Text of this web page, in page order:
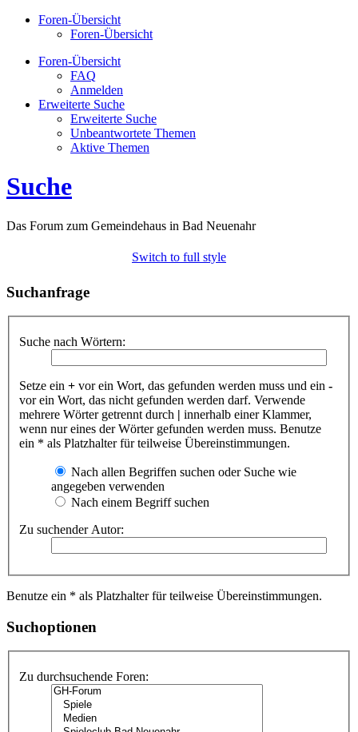
Foren-Übersicht
Foren-Übersicht
Foren-Übersicht
FAQ
Anmelden
Erweiterte Suche
Erweiterte Suche
Unbeantwortete Themen
Aktive Themen
Suche
Das Forum zum Gemeindehaus in Bad Neuenahr
Switch to full style
Suchanfrage
Suche nach Wörtern:
Setze ein + vor ein Wort, das gefunden werden muss und ein -
vor ein Wort, das nicht gefunden werden darf. Verwende
mehrere Wörter getrennt durch | innerhalb einer Klammer,
wenn nur eines der Wörter gefunden werden muss. Benutze
ein * als Platzhalter für teilweise Übereinstimmungen.
Nach allen Begriffen suchen oder Suche wie
angegeben verwenden
Nach einem Begriff suchen
Zu suchender Autor:
Benutze ein * als Platzhalter für teilweise Übereinstimmungen.
Suchoptionen
Zu durchsuchende Foren: